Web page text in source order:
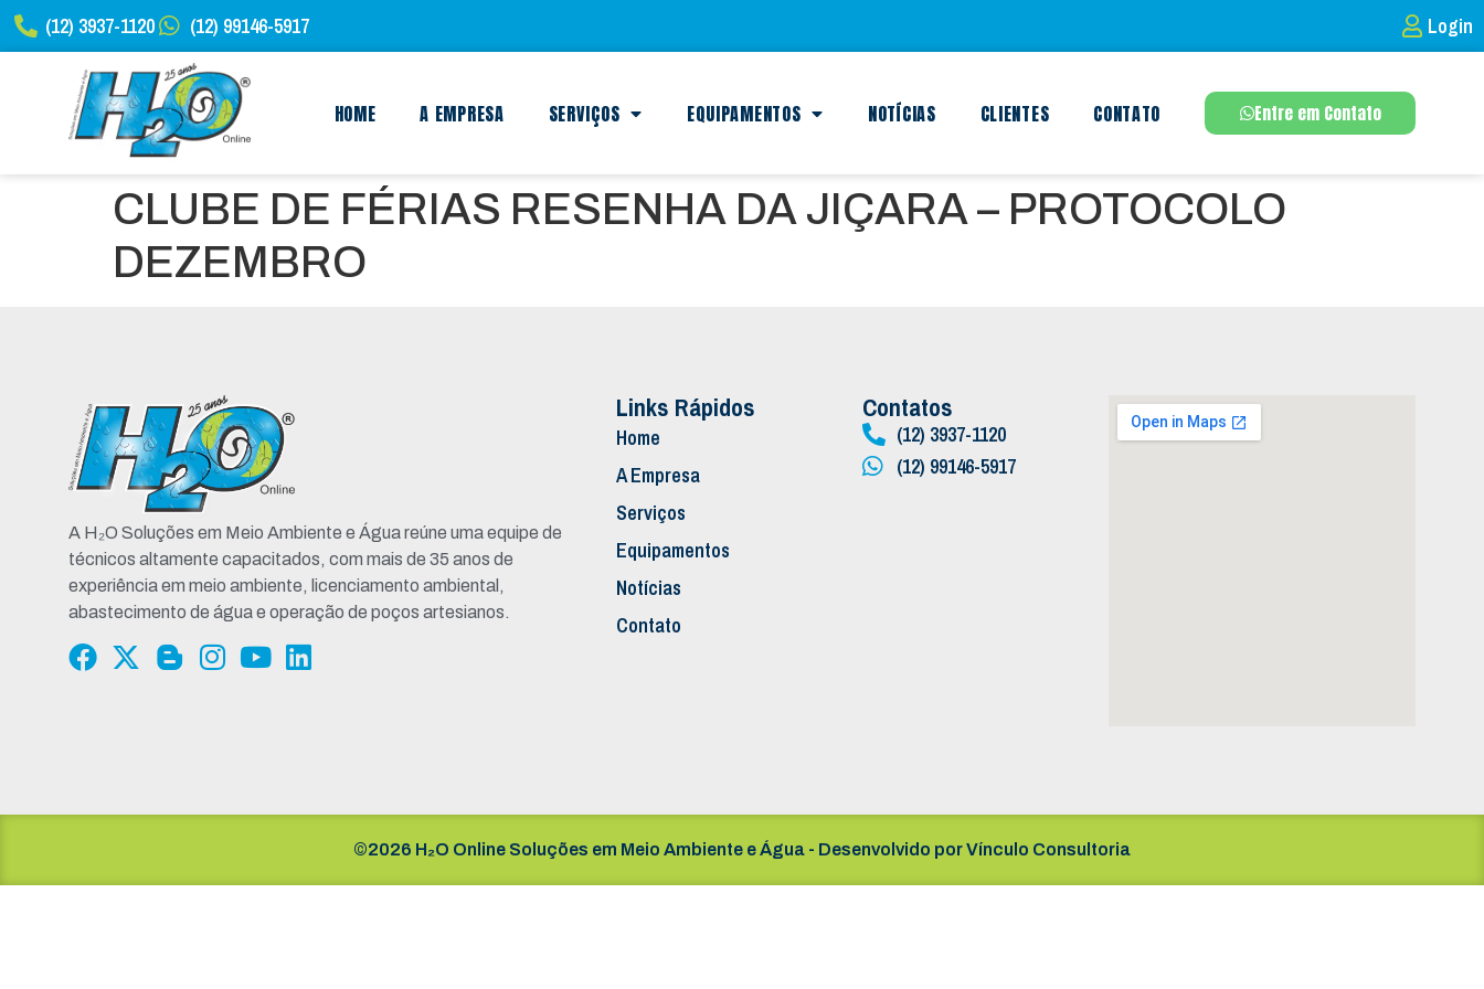
(12) 3937-1120 (12) 99146-5917 Login
HOME A EMPRESA SERVIÇOS EQUIPAMENTOS NOTÍCIAS CLIENTES CONTATO Entre em Contato
CLUBE DE FÉRIAS RESENHA DA JIÇARA – PROTOCOLO
DEZEMBRO
A H₂O Soluções em Meio Ambiente e Água reúne uma equipe de
técnicos altamente capacitados, com mais de 35 anos de
experiência em meio ambiente, licenciamento ambiental,
abastecimento de água e operação de poços artesianos.
Links Rápidos
Home
A Empresa
Serviços
Equipamentos
Notícias
Contato
Contatos
(12) 3937-1120
(12) 99146-5917
©2026 H₂O Online Soluções em Meio Ambiente e Água - Desenvolvido porVínculo Consultoria